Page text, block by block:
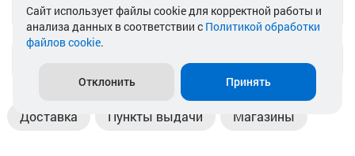
Telegram
Доставка Пункты выдачи Магазины
Cайт использует файлы cookie для корректной работы и
анализа данных в соответствии с Политикой обработки
файлов cookie.
Отклонить Принять